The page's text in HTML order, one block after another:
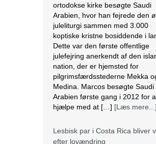
ortodokse kirke besøgte Saudi
Arabien, hvor han fejrede den
juleliturgi sammen med 3.000
koptiske kristne bosiddende i
Dette var den første offentlige
julefejring anerkendt af den
nation, der er hjemsted for
pilgrimsfærdsstederne Mekka
Medina. Marcos besøgte Saudi
Arabien første gang i 2012 for
hjælpe med at […] [Læs mere...]
Lesbisk par i Costa Rica bliver
efter lovændring